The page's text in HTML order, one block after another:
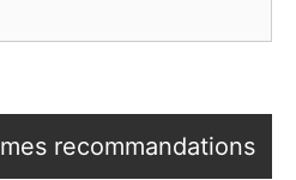
recommandations